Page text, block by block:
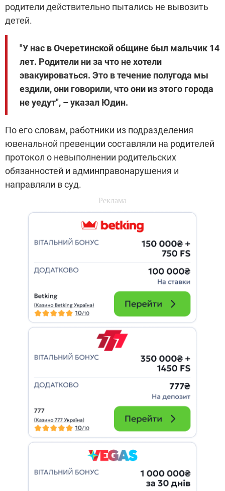
родители действительно пытались не вывозить
детей.
"У нас в Очеретинской общине был мальчик 14
лет. Родители ни за что не хотели
эвакуироваться. Это в течение полугода мы
ездили, они говорили, что они из этого города
не уедут", – указал Юдин.
По его словам, работники из подразделения
ювенальной превенции составляли на родителей
протокол о невыполнении родительских
обязанностей и админправонарушения и
направляли в суд.